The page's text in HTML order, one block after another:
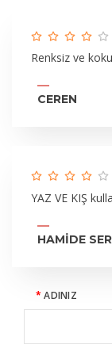
Renksiz ve
CEREN
YAZ VE KIŞ
HAMİDE
ADINIZ